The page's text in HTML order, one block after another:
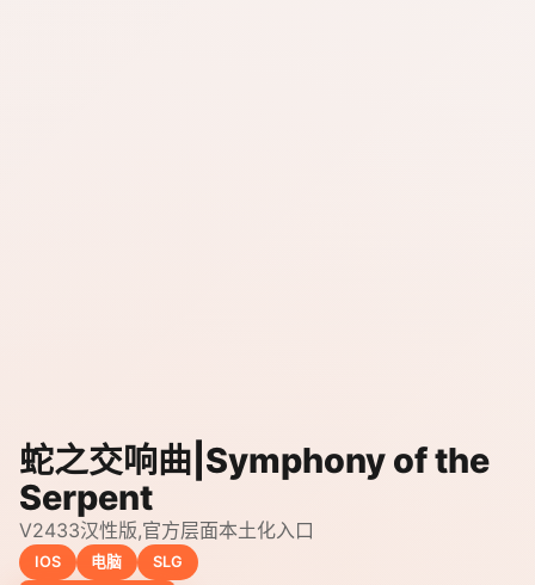
蛇之交响曲|Symphony of the
Serpent
V2433汉性版,官方层面本土化入口
IOS 电脑 SLG